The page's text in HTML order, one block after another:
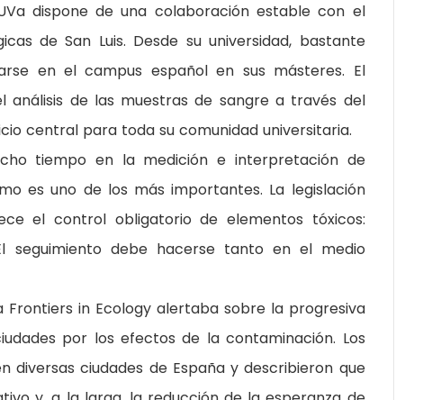
dispone de una colaboración estable con el
de San Luis. Desde su universidad, bastante
en el campus español en sus másteres. El
de las muestras de sangre a través del
central para toda su comunidad universitaria.
tiempo en la medición e interpretación de
es uno de los más importantes. La legislación
el control obligatorio de elementos tóxicos:
seguimiento debe hacerse tanto en el medio
Frontiers in Ecology alertaba sobre la progresiva
por los efectos de la contaminación. Los
diversas ciudades de España y describieron que